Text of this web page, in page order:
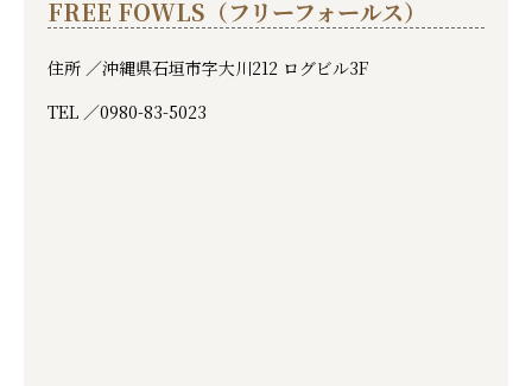
FREE FOWLS（フリーフォールス）
住所 ／沖縄県石垣市字大川212 ログビル3F
TEL ／0980-83-5023